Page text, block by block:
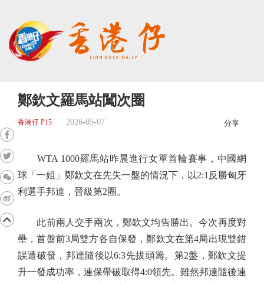
鄭欽文羅馬站闖次圈
香港仔 P15 2026-05-07 分享
WTA 1000羅馬站昨晨進行女單首輪賽事，中國網
球「一姐」鄭欽文在先失一盤的情況下，以2:1反勝匈牙
利選手邦達，晉級第2圈。
此前兩人交手兩次，鄭欽文均告勝出。今次再度對
壘，首盤前3局雙方各自保發，鄭欽文在第4局出現雙錯
誤遭破發，邦達隨後以6:3先拔頭籌。第2盤，鄭欽文提
升一發成功率，連保帶破取得4:0領先。雖然邦達隨後連